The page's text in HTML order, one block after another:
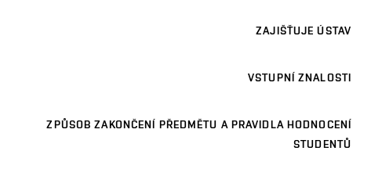
ZAJIŠŤUJE ÚSTAV
VSTUPNÍ ZNALOSTI
ZPŮSOB ZAKONČENÍ PŘEDMĚTU A PRAVIDLA HODNOCENÍ
STUDENTŮ